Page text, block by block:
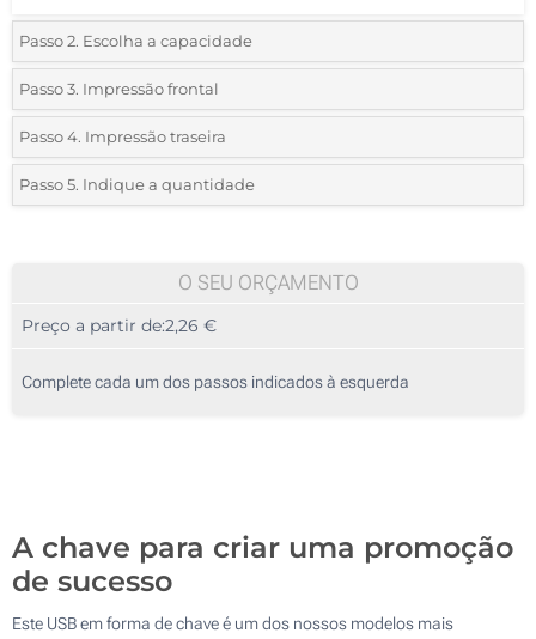
Passo 2. Escolha a capacidade
2 GB
4 GB
8 GB
64 GB
128 GB
Passo 3. Impressão frontal
*Selecione a técnica de personalização e o número de cores do seu
logotipo:
Serigrafia a 1 Cor
Serigrafia a 3 Cores
Serigrafia a 4 Cores
Sem marcação
Passo 4. Impressão traseira
*Selecione a técnica de personalização e o número de cores do seu
logotipo:
Sem marcação
Passo 5. Indique a quantidade
200
500
O SEU ORÇAMENTO
Preço a partir de:2,26 €
Complete cada um dos passos indicados à esquerda
A chave para criar uma promoção
de sucesso
Este USB em forma de chave é um dos nossos modelos mais